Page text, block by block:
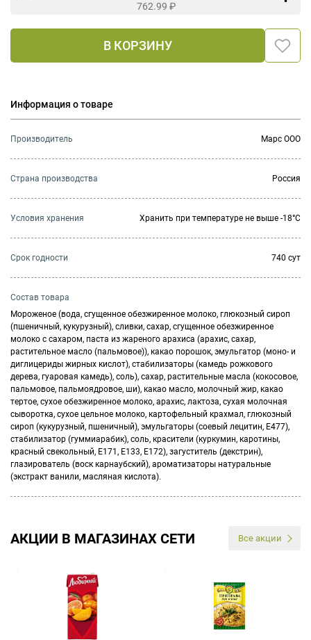
762.99 ₽
В КОРЗИНУ
Информация о товаре
Производитель Марс ООО
Страна производства Россия
Условия хранения Хранить при температуре не выше -18°C
Cрок годности 740 сут
Состав товара
Мороженое (вода, сгущенное обезжиренное молоко, глюкозный сироп
(пшеничный, кукурузный), сливки, сахар, сгущенное обезжиренное
молоко с сахаром, паста из жареного арахиса (арахис, сахар,
растительное масло (пальмовое)), какао порошок, эмульгатор (моно- и
диглицериды жирных кислот), стабилизаторы (камедь рожкового
дерева, гуаровая камедь), соль), сахар, растительные масла (кокосовое,
пальмовое, пальмоядровое, ши), какао масло, молочный жир, какао
тертое, сухое обезжиренное молоко, арахис, лактоза, сухая молочная
сыворотка, сухое цельное молоко, картофельный крахмал, глюкозный
сироп (кукурузный, пшеничный), эмульгаторы (соевый лецитин, Е477),
стабилизатор (гуммиарабик), соль, красители (куркумин, каротины,
красный свекольный, Е171, Е133, Е172), загуститель (декстрин),
глазирователь (воск карнаубский), ароматизаторы натуральные
(экстракт ванили, масляная кислота).
АКЦИИ В МАГАЗИНАХ СЕТИ Все акции